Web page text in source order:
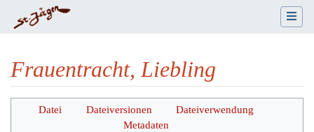
Frauentracht, Liebling
Wechseln zu: Navigation,Suche
Datei Dateiversionen
Dateiverwendung
Metadaten